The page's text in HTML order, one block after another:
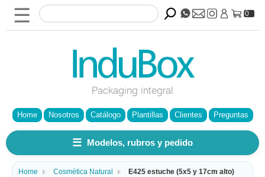
☰
Packaging integral
0
Home Nosotros Catálogo Plantillas Clientes Preguntas
☰ Modelos, rubros y pedido
Home Cosmética Natural E425 estuche (5x5 y 17cm alto)